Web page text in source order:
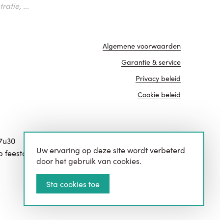
...
feestdagen.
Algemene voorwaarden
Garantie & service
Privacy beleid
Cookie beleid
website door
Uw ervaring op deze site wordt verbeterd
door het gebruik van cookies.
Sta cookies toe